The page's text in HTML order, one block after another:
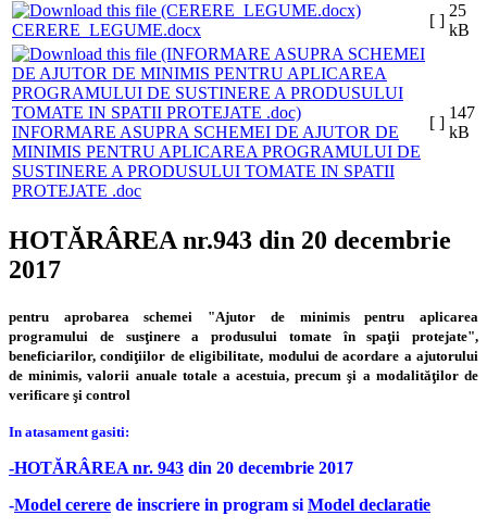
CERERE_LEGUME.docx
[ ]
25
kB
INFORMARE ASUPRA SCHEMEI DE AJUTOR DE
MINIMIS PENTRU APLICAREA PROGRAMULUI DE
SUSTINERE A PRODUSULUI TOMATE IN SPATII
PROTEJATE .doc
[ ]
147
kB
HOTĂRÂREA nr.943 din 20 decembrie
2017
pentru aprobarea schemei "Ajutor de minimis pentru aplicarea
programului de susţinere a produsului tomate în spaţii protejate",
beneficiarilor, condiţiilor de eligibilitate, modului de acordare a ajutorului
de minimis, valorii anuale totale a acestuia, precum şi a modalităţilor de
verificare şi control
In atasament gasiti:
-HOTĂRÂREA nr. 943 din 20 decembrie 2017
-Model cerere de inscriere in program si Model declaratie